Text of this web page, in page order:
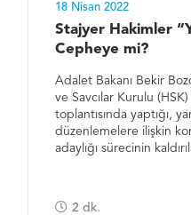
18 Nisan 2022
Stajyer Hakimler
Cepheye mi?
Adalet Bakanı Bekir
ve Savcılar Kurulu
toplantısında yaptığı,
düzenlemelere ilişkin
adaylığı sürecinin
2 dk.